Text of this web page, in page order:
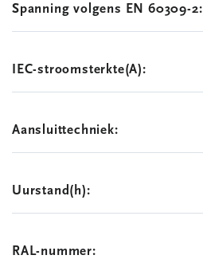
Spanning volgens EN 60309-2:
IEC-stroomsterkte(A):
Aansluittechniek:
Uurstand(h):
RAL-nummer: